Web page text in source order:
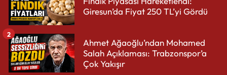
Giresun’da Fiyat 250 TL’yi Gördü
Ahmet Ağaoğlu’ndan Mohamed
Salah Açıklaması: Trabzonspor’a
Çok Yakışır
2